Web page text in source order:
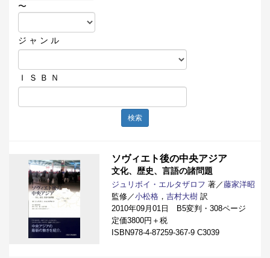
〜
ジ ャ ン ル
Ｉ Ｓ Ｂ Ｎ
検索
ソヴィエト後の中央アジア
文化、歴史、言語の諸問題
ジュリボイ・エルタザロフ 著／藤家洋昭
監修／小松格 ， 吉村大樹 訳
2010年09月01日 B5変判・308ページ
定価3800円＋税
ISBN978-4-87259-367-9 C3039